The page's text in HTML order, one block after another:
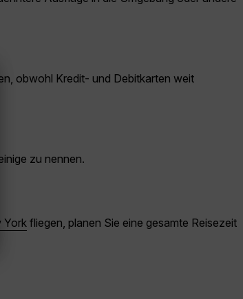
obwohl Kredit- und Debitkarten weit
zu nennen.
York fliegen, planen Sie eine gesamte Reisezeit